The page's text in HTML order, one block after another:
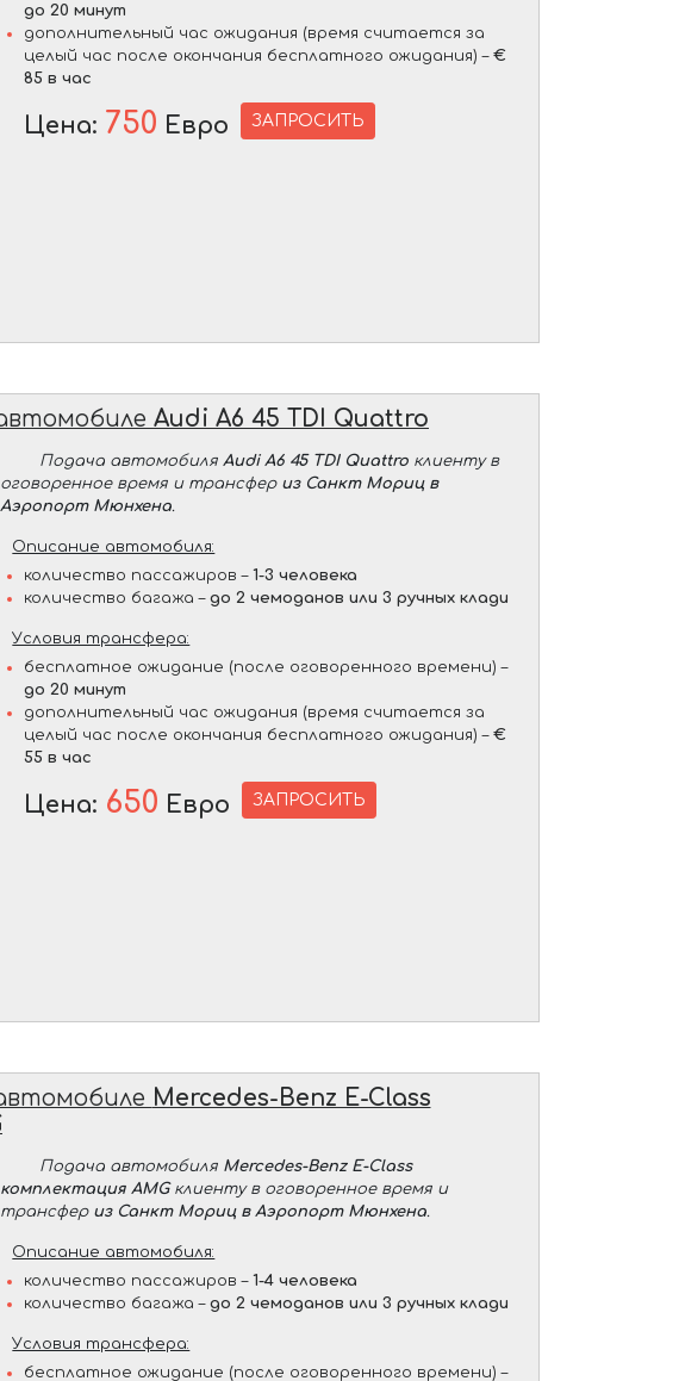
до 20 минут
дополнительный час ожидания (время считается за
целый час после окончания бесплатного ожидания) –€
85 в час
Цена: 750 Евро ЗАПРОСИТЬ
Audi A6 45 TDI Quattro
Подача автомобиля Audi A6 45 TDI Quattroклиенту в
оговоренное время и трансфер из Санкт Мориц в
Аэропорт Мюнхена.
Описание автомобиля:
количество пассажиров –1-3 человека
количество багажа –до 2 чемоданов или 3 ручных клади
Условия трансфера:
бесплатное ожидание (после оговоренного времени) –
до 20 минут
дополнительный час ожидания (время считается за
целый час после окончания бесплатного ожидания) –€
55 в час
Цена: 650 Евро ЗАПРОСИТЬ
Mercedes-Benz E-Class
Подача автомобиля Mercedes-Benz E-Class
комплектация AMGклиенту в оговоренное время и
трансфер из Санкт Мориц в Аэропорт Мюнхена.
Описание автомобиля:
количество пассажиров –1-4 человека
количество багажа –до 2 чемоданов или 3 ручных клади
Условия трансфера:
бесплатное ожидание (после оговоренного времени) –